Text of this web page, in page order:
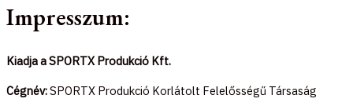
Impresszum:
Kiadja a SPORTX Produkció Kft.
Cégnév:SPORTX Produkció Korlátolt Felelősségű Társaság